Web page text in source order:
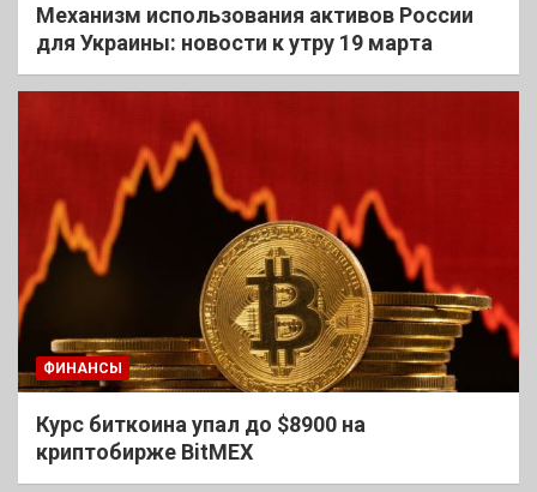
Механизм использования активов России
для Украины: новости к утру 19 марта
ФИНАНСЫ
Курс биткоина упал до $8900 на
криптобирже BitMEX